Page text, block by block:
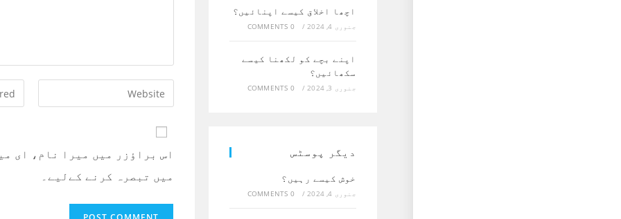
Enter
your
Enter
your
website
(optional)
اس براؤزر میں میرا نام، ای
میں تبصرہ کرنے کےلیے۔
اچھا اخلاق کیسے اپنائیں؟
جنوری 4, 2024 /
0 COMMENTS
اپنے بچے کو لکھنا کیسے
سکھائیں؟
جنوری 3, 2024 /
0 COMMENTS
دیگر پوسٹس
خوش کیسے رہیں؟
جنوری 4, 2024 /
0 COMMENTS